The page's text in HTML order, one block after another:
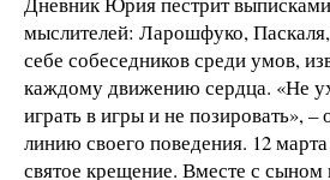
мыслителей: Ларошфуко,
себе собеседников среди умов,
каждому движению сердца. «Не
играть в игры и не позировать»,
линию своего поведения. 12
святое крещение. Вместе с сыном